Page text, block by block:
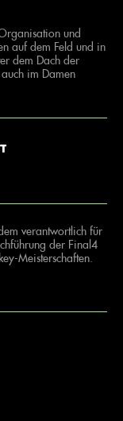
und
auf dem Feld und in
dem Dach der
im Damen
verantwortlich für
der Final4
Meisterschaften.